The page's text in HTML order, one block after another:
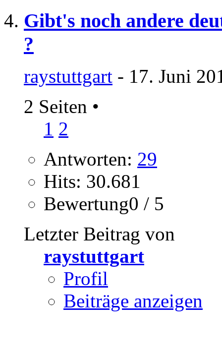
Gibt's noch andere
?
raystuttgart - 17. Juni
2 Seiten •
1 2
Antworten: 29
Hits: 30.681
Bewertung0 / 5
Letzter Beitrag von
raystuttgart
Profil
Beiträge anzeigen